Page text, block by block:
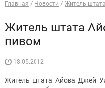
Главная Новости Житель
Житель штата
пивом
18.05.2012
Житель штата Айова Джей